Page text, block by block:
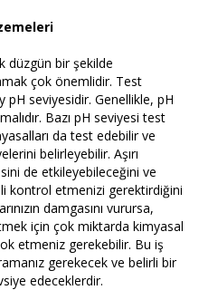
düzgün bir şekilde
çok önemlidir. Test
pH seviyesidir. Genellikle, pH
Bazı pH seviyesi test
da test edebilir ve
belirleyebilir. Aşırı
de etkileyebileceğini ve
kontrol etmenizi gerektirdiğini
damgasını vurursa,
için çok miktarda kimyasal
etmeniz gerekebilir. Bu iş
gerekecek ve belirli bir
edeceklerdir.